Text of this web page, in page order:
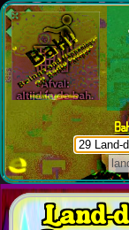
Land-